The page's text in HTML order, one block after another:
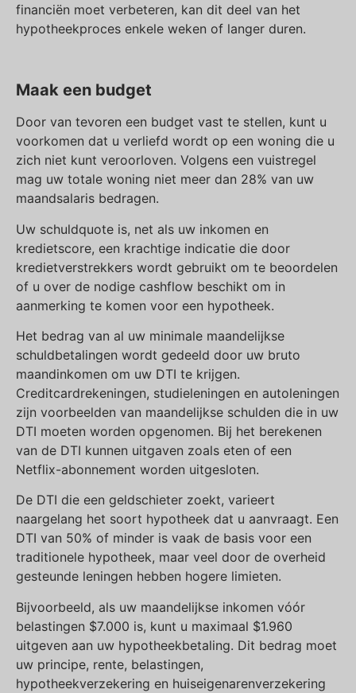
financiën moet verbeteren, kan dit deel van het
hypotheekproces enkele weken of langer duren.
Maak een budget
Door van tevoren een budget vast te stellen, kunt u
voorkomen dat u verliefd wordt op een woning die u
zich niet kunt veroorloven. Volgens een vuistregel
mag uw totale woning niet meer dan 28% van uw
maandsalaris bedragen.
Uw schuldquote is, net als uw inkomen en
kredietscore, een krachtige indicatie die door
kredietverstrekkers wordt gebruikt om te beoordelen
of u over de nodige cashflow beschikt om in
aanmerking te komen voor een hypotheek.
Het bedrag van al uw minimale maandelijkse
schuldbetalingen wordt gedeeld door uw bruto
maandinkomen om uw DTI te krijgen.
Creditcardrekeningen, studieleningen en autoleningen
zijn voorbeelden van maandelijkse schulden die in uw
DTI moeten worden opgenomen. Bij het berekenen
van de DTI kunnen uitgaven zoals eten of een
Netflix-abonnement worden uitgesloten.
De DTI die een geldschieter zoekt, varieert
naargelang het soort hypotheek dat u aanvraagt. Een
DTI van 50% of minder is vaak de basis voor een
traditionele hypotheek, maar veel door de overheid
gesteunde leningen hebben hogere limieten.
Bijvoorbeeld, als uw maandelijkse inkomen vóór
belastingen $7.000 is, kunt u maximaal $1.960
uitgeven aan uw hypotheekbetaling. Dit bedrag moet
uw principe, rente, belastingen,
hypotheekverzekering en huiseigenarenverzekering